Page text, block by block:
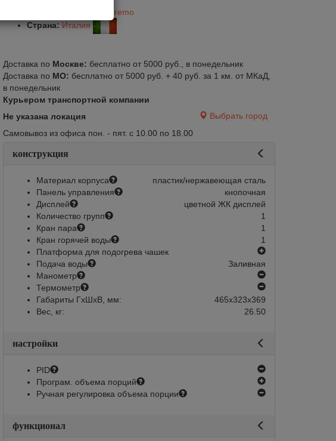
Нет в наличии
Sanremo
Страна: Италия
Доставка по Москве: бесплатно от 5000 руб., в понедельник
Доставка по МО: бесплатно от 5000 руб. + 40 руб. за 1 км. от МКаД,
в понедельник
Курьером транспортной компании
Не указана локация
Выбрать город
Самовывоз из офиса пон. - пят. с 10.00 по 18.00
конструкция
Материал корпуса
пластик/нержавеющая сталь
Панель управления
кнопочная
Дисплей
цветной ЖК дисплей
Количество групп
1
Кран пара
1
Кран горячей воды
1
Платформа для подогрева чашек
есть
Подача воды
Заливная
Манометр
нет
Термометр
нет
Габариты ГхШхВ, мм:
465х323х369
Вес, кг:
26.50
настройки
PID
нет
Програм. объема порций
есть
Ручная регулировка объема порции
нет
функционал